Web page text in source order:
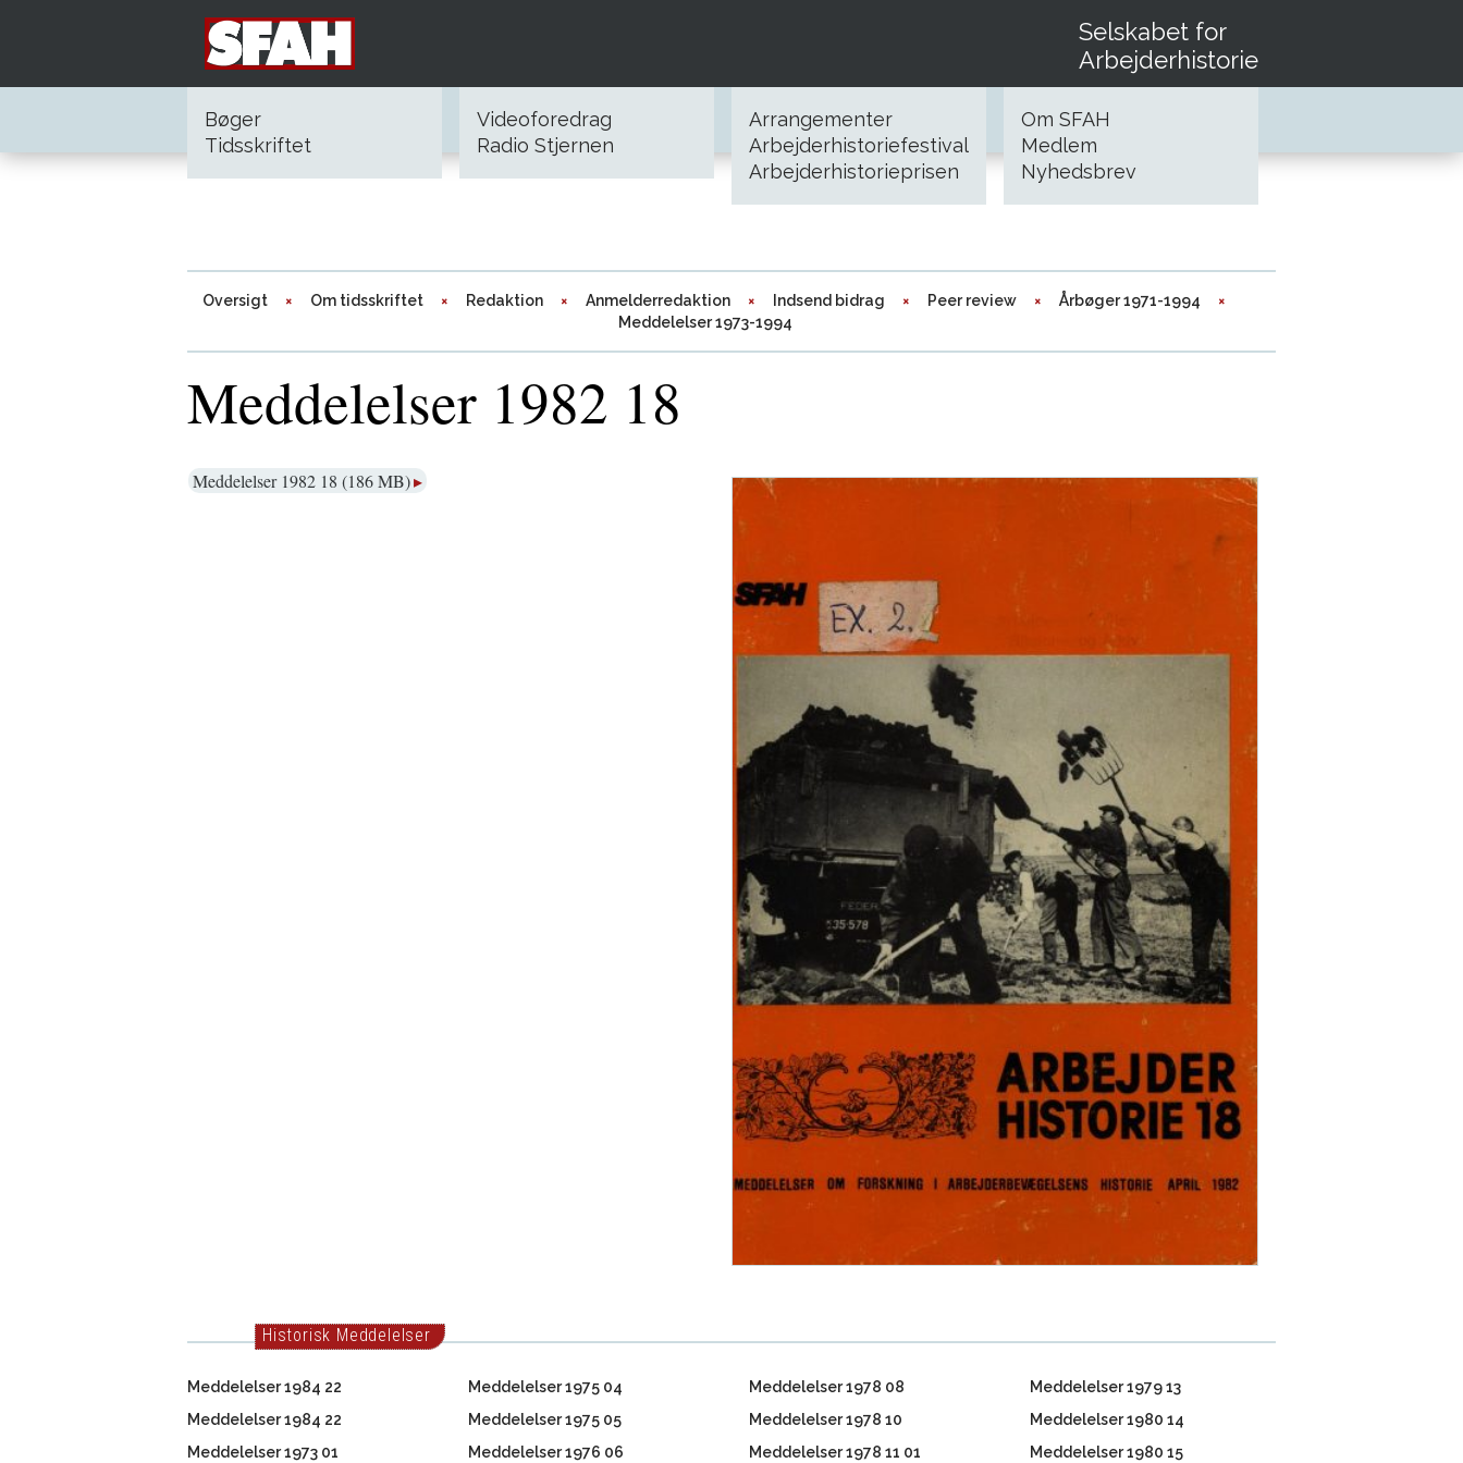
Selskabet for
Arbejderhistorie
Bøger
Tidsskriftet
Videoforedrag
Radio Stjernen
Arrangementer
Arbejderhistoriefestival
Arbejderhistorieprisen
Om SFAH
Medlem
Nyhedsbrev
Oversigt Om tidsskriftet Redaktion Anmelderredaktion Indsend bidrag Peer review
Årbøger 1971-1994
Meddelelser 1973-1994
Meddelelser 1982 18
Meddelelser 1982 18 (186 MB)
Historisk Meddelelser
Meddelelser 1984 22
Meddelelser 1984 22
Meddelelser 1973 01
Meddelelser 1975 04
Meddelelser 1975 05
Meddelelser 1976 06
Meddelelser 1978 08
Meddelelser 1978 10
Meddelelser 1978 11 01
Meddelelser 1979 13
Meddelelser 1980 14
Meddelelser 1980 15